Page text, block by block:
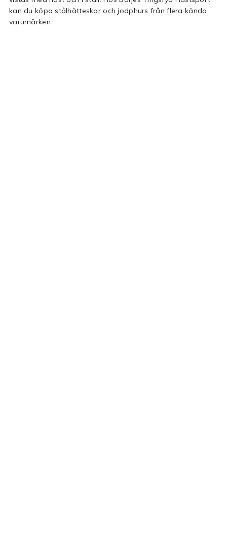
kan du köpa stålhätteskor och jodphurs från flera kända
varumärken.